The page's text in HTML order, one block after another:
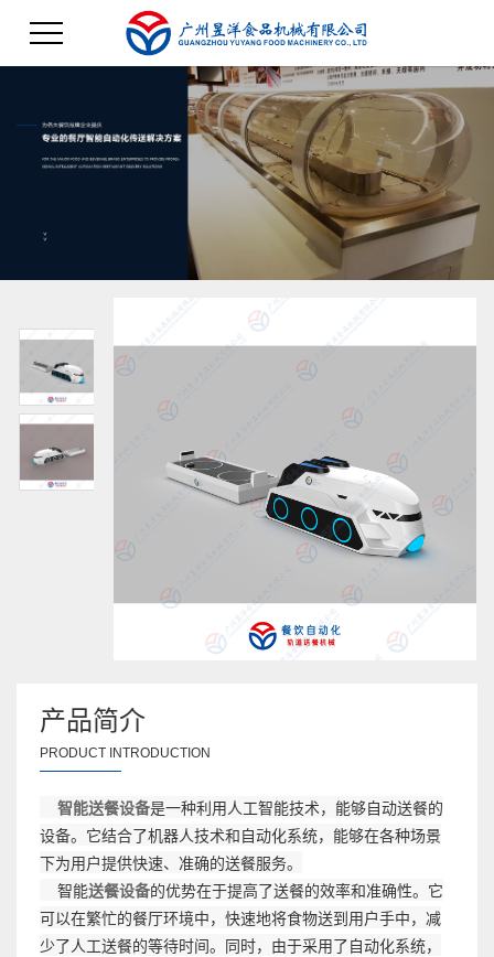
产品简介
PRODUCT INTRODUCTION
智能送餐设备是一种利用人工智能技术，能够自动送餐的
设备。它结合了机器人技术和自动化系统，能够在各种场景
下为用户提供快速、准确的送餐服务。
智能送餐设备的优势在于提高了送餐的效率和准确性。它
可以在繁忙的餐厅环境中，快速地将食物送到用户手中，减
少了人工送餐的等待时间。同时，由于采用了自动化系统，